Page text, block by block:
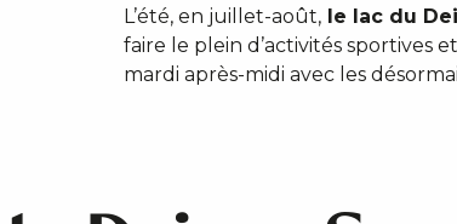
L’été, en juillet-août, le lac du
faire le plein d’activités sportives
mardi après-midi avec les